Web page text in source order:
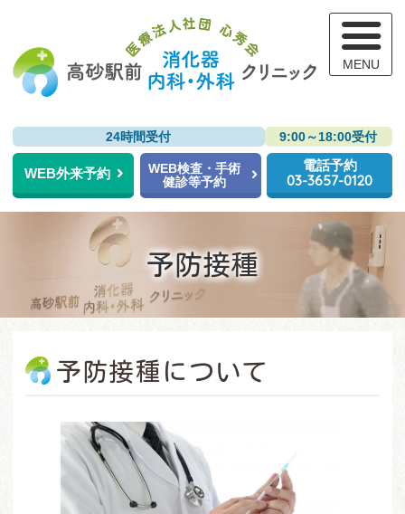
24時間受付 9:00～18:00受付
WEB外来予約
WEB検査・手術
健診等予約
電話予約
03-3657-0120
予防接種
予防接種について